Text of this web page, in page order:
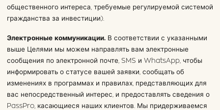
общественного интереса, требуемые регулируемой системой
гражданства за инвестиции).
Электронные коммуникации.В соответствии с указанными
выше Целями мы можем направлять вам электронные
сообщения по электронной почте, SMS и WhatsApp, чтобы
информировать о статусе вашей заявки, сообщать об
изменениях в программах и правилах, представляющих для
вас непосредственный интерес, и предоставлять сведения о
PassPro, касающиеся наших клиентов. Мы придерживаемся